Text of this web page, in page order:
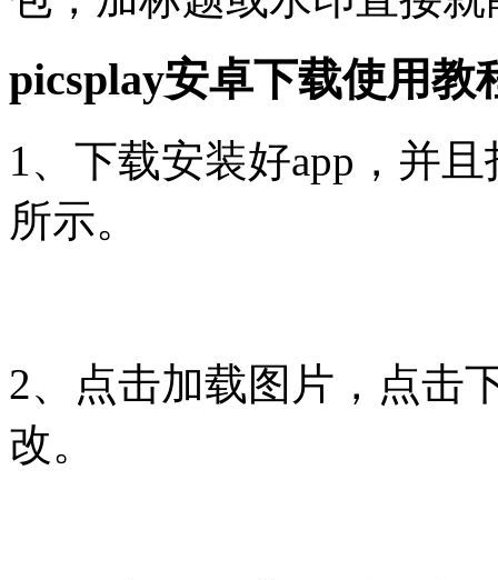
picsplay安卓下载使用教
1、下载安装好app，并
所示。
2、点击加载图片，点击
改。